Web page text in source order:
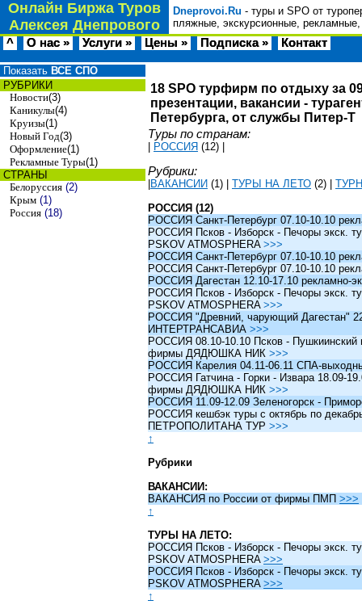
Онлайн Биржа Туров
Алексея Днепрового
Dneprovoi.Ru - туры и SPO от
пляжные, экскурсионные,
^ О нас » Услуги » Цены » Подписка » Контакт
Показать ВСЕ СПО
РУБРИКИ
Новости(3)
Каникулы(4)
Круизы(1)
Новый Год(3)
Оформление(1)
Рекламные Туры(1)
СТРАНЫ
Белоруссия (2)
Крым (1)
Россия (18)
18 SPO турфирм по отдыху за
презентации, вакансии -
Петербурга, от службы Питер-Т
Туры по странам:
РОССИЯ (12)
Рубрики:
ВАКАНСИИ (1) ТУРЫ НА ЛЕТО (2)
РОССИЯ (12)
РОССИЯ Санкт-Петербург 07.10-10.10
РОССИЯ Псков - Изборск - Печоры экск.
PSKOV ATMOSPHERA >>>
РОССИЯ Санкт-Петербург 07.10-10.10
РОССИЯ Санкт-Петербург 07.10-10.10
РОССИЯ Дагестан 12.10-17.10 рекламно-
РОССИЯ Псков - Изборск - Печоры экск.
PSKOV ATMOSPHERA >>>
РОССИЯ "Древний, чарующий Дагестан"
ИНТЕРТРАНСАВИА >>>
РОССИЯ 08.10-10.10 Псков - Пушкиинский
фирмы ДЯДЮШКА НИК >>>
РОССИЯ Карелия 04.11-06.11 СПА-
РОССИЯ Гатчина - Горки - Извара 18.09-
фирмы ДЯДЮШКА НИК >>>
РОССИЯ 11.09-12.09 Зеленогорск -
РОССИЯ кешбэк туры c октябрь по
ПЕТРОПОЛИТАНА ТУР >>>
↑
Рубрики
ВАКАНСИИ:
ВАКАНСИЯ по России от фирмы ПМП >>>
↑
ТУРЫ НА ЛЕТО:
РОССИЯ Псков - Изборск - Печоры экск.
PSKOV ATMOSPHERA >>>
РОССИЯ Псков - Изборск - Печоры экск.
PSKOV ATMOSPHERA >>>
↑